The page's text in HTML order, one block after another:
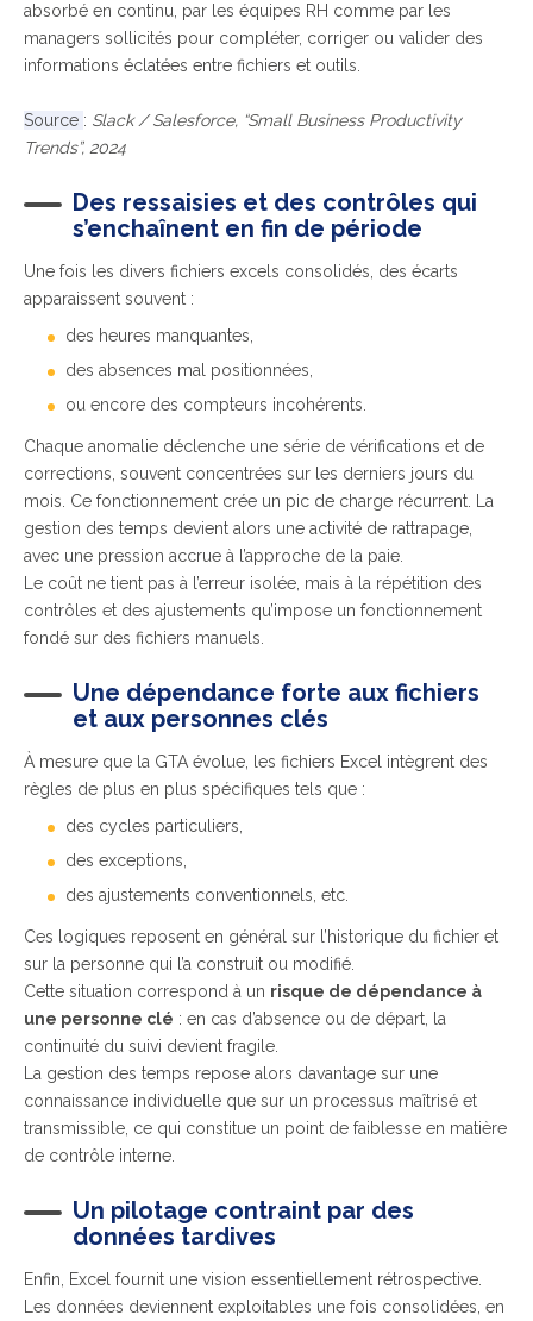
absorbé en continu, par les équipes RH comme par les
managers sollicités pour compléter, corriger ou valider des
informations éclatées entre fichiers et outils.
Source : Slack / Salesforce, “Small Business Productivity
Trends”, 2024
Des ressaisies et des contrôles qui
s’enchaînent en fin de période
Une fois les divers fichiers excels consolidés, des écarts
apparaissent souvent :
des heures manquantes,
des absences mal positionnées,
ou encore des compteurs incohérents.
Chaque anomalie déclenche une série de vérifications et de
corrections, souvent concentrées sur les derniers jours du
mois. Ce fonctionnement crée un pic de charge récurrent. La
gestion des temps devient alors une activité de rattrapage,
avec une pression accrue à l’approche de la paie.
Le coût ne tient pas à l’erreur isolée, mais à la répétition des
contrôles et des ajustements qu’impose un fonctionnement
fondé sur des fichiers manuels.
Une dépendance forte aux fichiers
et aux personnes clés
À mesure que la GTA évolue, les fichiers Excel intègrent des
règles de plus en plus spécifiques tels que :
des cycles particuliers,
des exceptions,
des ajustements conventionnels, etc.
Ces logiques reposent en général sur l’historique du fichier et
sur la personne qui l’a construit ou modifié.
Cette situation correspond à un risque de dépendance à
une personne clé : en cas d’absence ou de départ, la
continuité du suivi devient fragile.
La gestion des temps repose alors davantage sur une
connaissance individuelle que sur un processus maîtrisé et
transmissible, ce qui constitue un point de faiblesse en matière
de contrôle interne.
Un pilotage contraint par des
données tardives
Enfin, Excel fournit une vision essentiellement rétrospective.
Les données deviennent exploitables une fois consolidées, en